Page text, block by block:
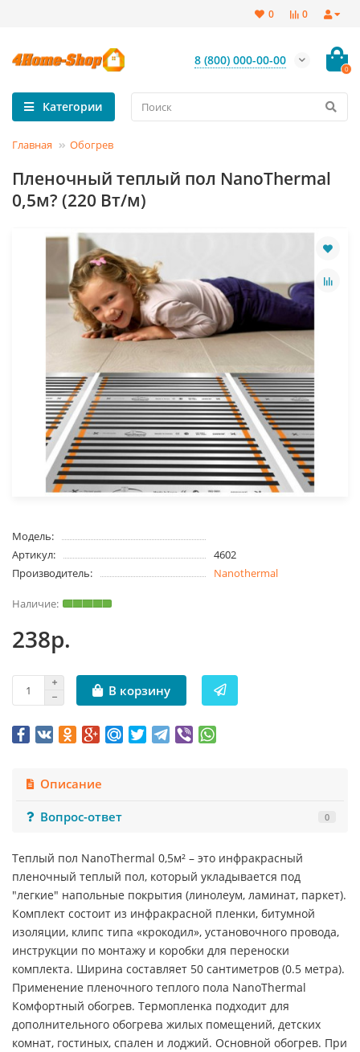
0
0
8 (800) 000-00-00
0
Категории
Главная Обогрев
Пленочный теплый пол NanoThermal
0,5м? (220 Вт/м)
Модель:
Артикул:
4602
Производитель:
Nanothermal
238р.
В корзину
Описание
Вопрос-ответ
0
Теплый пол NanoThermal 0,5м² – это инфракрасный
пленочный теплый пол, который укладывается под
"легкие" напольные покрытия (линолеум, ламинат, паркет).
Комплект состоит из инфракрасной пленки, битумной
изоляции, клипс типа «крокодил», установочного провода,
инструкции по монтажу и коробки для переноски
комплекта. Ширина составляет 50 сантиметров (0.5 метра).
Применение пленочного теплого пола NanoThermal
Комфортный обогрев. Термопленка подходит для
дополнительного обогрева жилых помещений, детских
комнат, гостиных, спален и лоджий. Основной обогрев. При